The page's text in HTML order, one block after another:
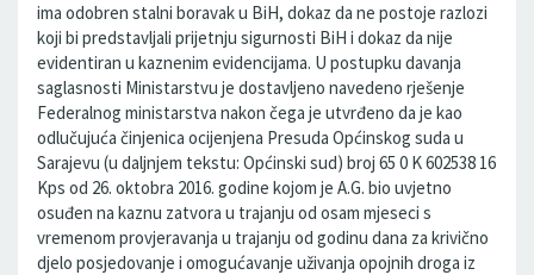
ima odobren stalni boravak u BiH, dokaz da ne postoje razlozi
koji bi predstavljali prijetnju sigurnosti BiH i dokaz da nije
evidentiran u kaznenim evidencijama. U postupku davanja
saglasnosti Ministarstvu je dostavljeno navedeno rješenje
Federalnog ministarstva nakon čega je utvrđeno da je kao
odlučujuća činjenica ocijenjena Presuda Općinskog suda u
Sarajevu (u daljnjem tekstu: Općinski sud) broj 65 0 K 602538 16
Kps od 26. oktobra 2016. godine kojom je A.G. bio uvjetno
osuđen na kaznu zatvora u trajanju od osam mjeseci s
vremenom provjeravanja u trajanju od godinu dana za krivično
djelo posjedovanje i omogućavanje uživanja opojnih droga iz